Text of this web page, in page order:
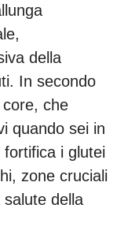
della
In secondo
core, che
quando sei in
i glutei
zone cruciali
della